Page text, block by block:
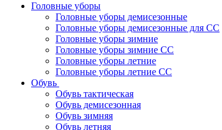
Головные уборы
Головные уборы демисезонные
Головные уборы демисезонные для СС
Головные уборы зимние
Головные уборы зимние СС
Головные уборы летние
Головные уборы летние СС
Обувь
Обувь тактическая
Обувь демисезонная
Обувь зимняя
Обувь летняя